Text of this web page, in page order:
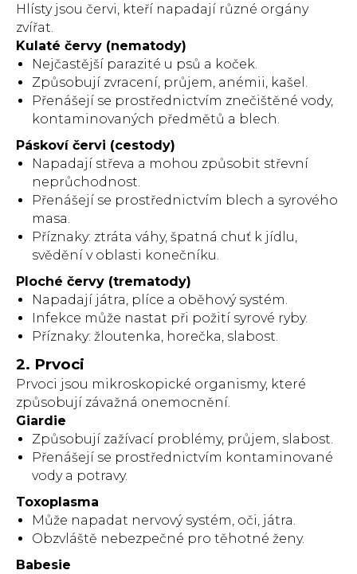
Hlísty jsou červi, kteří napadají různé orgány
zvířat.
Kulaté červy (nematody)
Nejčastější parazité u psů a koček.
Způsobují zvracení, průjem, anémii, kašel.
Přenášejí se prostřednictvím znečištěné vody,
kontaminovaných předmětů a blech.
Páskoví červi (cestody)
Napadají střeva a mohou způsobit střevní
neprůchodnost.
Přenášejí se prostřednictvím blech a syrového
masa.
Příznaky: ztráta váhy, špatná chuť k jídlu,
svědění v oblasti konečníku.
Ploché červy (trematody)
Napadají játra, plíce a oběhový systém.
Infekce může nastat při požití syrové ryby.
Příznaky: žloutenka, horečka, slabost.
2. Prvoci
Prvoci jsou mikroskopické organismy, které
způsobují závažná onemocnění.
Giardie
Způsobují zažívací problémy, průjem, slabost.
Přenášejí se prostřednictvím kontaminované
vody a potravy.
Toxoplasma
Může napadat nervový systém, oči, játra.
Obzvláště nebezpečné pro těhotné ženy.
Babesie